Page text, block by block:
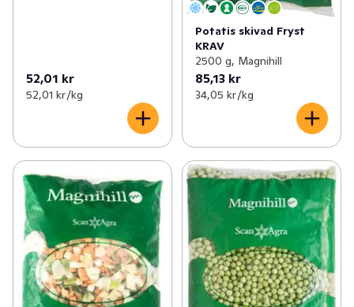
52,01 kr
52,01 kr /kg
Potatis skivad Fryst
KRAV
2500 g, Magnihill
85,13 kr
34,05 kr /kg